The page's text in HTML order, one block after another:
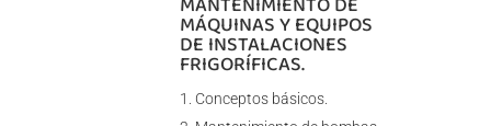
MÁQUINAS Y EQUIPOS
DE INSTALACIONES
FRIGORÍFICAS.
Conceptos básicos.